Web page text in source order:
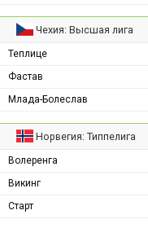
Чехия: Высшая лига
Теплице
Фастав
Млада-Болеслав
Норвегия: Типпелига
Волеренга
Викинг
Старт